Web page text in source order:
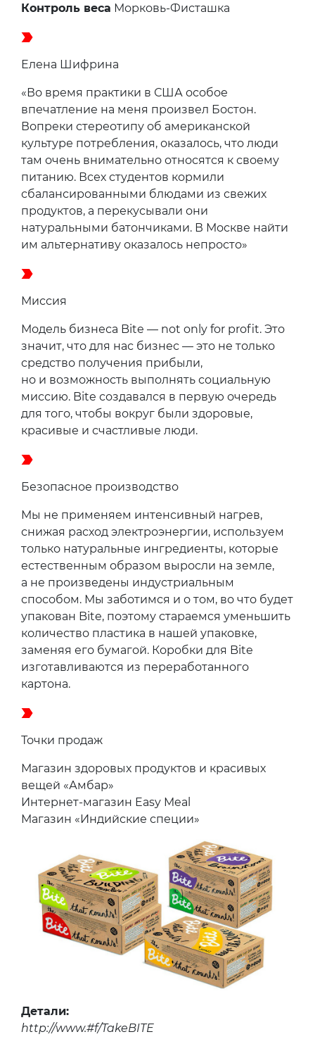
Контроль веса Морковь-Фисташка
Елена Шифрина
«Во время практики в США особое
впечатление на меня произвел Бостон.
Вопреки стереотипу об американской
культуре потребления, оказалось, что люди
там очень внимательно относятся к своему
питанию. Всех студентов кормили
сбалансированными блюдами из свежих
продуктов, а перекусывали они
натуральными батончиками. В Москве найти
им альтернативу оказалось непросто»
Миссия
Модель бизнеса Bite — not only for profit. Это
значит, что для нас бизнес — это не только
средство получения прибыли,
но и возможность выполнять социальную
миссию. Bite создавался в первую очередь
для того, чтобы вокруг были здоровые,
красивые и счастливые люди.
Безопасное производство
Мы не применяем интенсивный нагрев,
снижая расход электроэнергии, используем
только натуральные ингредиенты, которые
естественным образом выросли на земле,
а не произведены индустриальным
способом. Мы заботимся и о том, во что будет
упакован Bite, поэтому стараемся уменьшить
количество пластика в нашей упаковке,
заменяя его бумагой. Коробки для Bite
изготавливаются из переработанного
картона.
Точки продаж
Магазин здоровых продуктов и красивых
вещей «Амбар»
Интернет-магазин Easy Meal
Магазин «Индийские специи»
Детали:
http://www.#f/TakeBITE